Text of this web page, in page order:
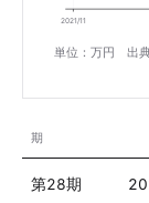
2021/11
単位：万円 出
期
第28期